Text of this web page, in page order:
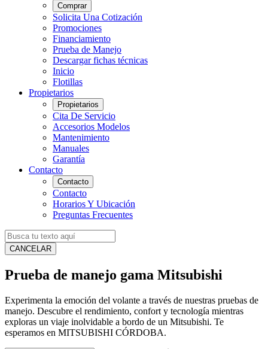
Comprar
Solicita Una Cotización
Promociones
Financiamiento
Prueba de Manejo
Descargar fichas técnicas
Inicio
Flotillas
Propietarios
Propietarios
Cita De Servicio
Accesorios Modelos
Mantenimiento
Manuales
Garantía
Contacto
Contacto
Contacto
Horarios Y Ubicación
Preguntas Frecuentes
CANCELAR
Prueba de manejo gama Mitsubishi
Experimenta la emoción del volante a través de nuestras pruebas de
manejo. Descubre el rendimiento, confort y tecnología mientras
exploras un viaje inolvidable a bordo de un Mitsubishi. Te
esperamos en MITSUBISHI CÓRDOBA.